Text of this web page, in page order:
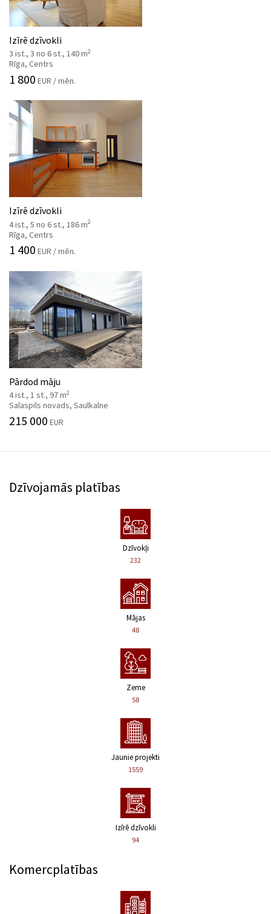
Izīrē dzīvokli
3 ist., 3 no 6 st., 140 m2
Rīga, Centrs
1 800 EUR / mēn.
Izīrē dzīvokli
4 ist., 5 no 6 st., 186 m2
Rīga, Centrs
1 400 EUR / mēn.
Pārdod māju
4 ist., 1 st., 97 m2
Salaspils novads, Saulkalne
215 000 EUR
Dzīvojamās platības
Dzīvokļi
232
Mājas
48
Zeme
58
Jaunie projekti
1559
Izīrē dzīvokli
94
Komercplatības